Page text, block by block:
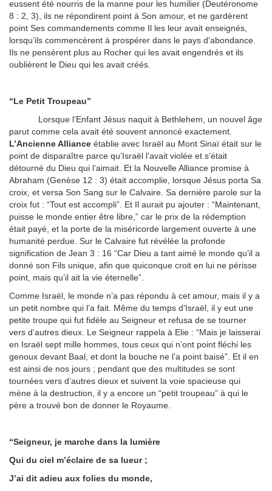
eussent été nourris de la manne pour les humilier (Deutéronome
8 : 2, 3), ils ne répondirent point à Son amour, et ne gardèrent
point Ses commandements comme Il les leur avait enseignés,
lorsqu’ils commencèrent à prospérer dans le pays d’abondance.
Ils ne pensèrent plus au Rocher qui les avait engendrés et ils
oublièrent le Dieu qui les avait créés.
“Le Petit Troupeau”
Lorsque l’Enfant Jésus naquit à Bethlehem, un nouvel âge
parut comme cela avait été souvent annoncé exactement.
L’Ancienne Alliance établie avec Israël au Mont Sinaï était sur le
point de disparaître parce qu’Israël l’avait violée et s’était
détourné du Dieu qui l’aimait. Et la Nouvelle Alliance promise à
Abraham (Genèse 12 : 3) était accomplie, lorsque Jésus porta Sa
croix, et versa Son Sang sur le Calvaire. Sa dernière parole sur la
croix fut : “Tout est accompli”. Et Il aurait pu ajouter : “Maintenant,
puisse le monde entier être libre,” car le prix de la rédemption
était payé, et la porte de la miséricorde largement ouverte à une
humanité perdue. Sur le Calvaire fut révélée la profonde
signification de Jean 3 : 16 “Car Dieu a tant aimé le monde qu’il a
donné son Fils unique, afin que quiconque croit en lui ne périsse
point, mais qu’il ait la vie éternelle”.
Comme Israël, le monde n’a pas répondu à cet amour, mais il y a
un petit nombre qui l’a fait. Même du temps d’Israël, il y eut une
petite troupe qui fut fidèle au Seigneur et refusa de se tourner
vers d’autres dieux. Le Seigneur rappela à Elie : “Mais je laisserai
en Israël sept mille hommes, tous ceux qui n’ont point fléchi les
genoux devant Baal, et dont la bouche ne l’a point baisé”. Et il en
est ainsi de nos jours ; pendant que des multitudes se sont
tournées vers d’autres dieux et suivent la voie spacieuse qui
mène à la destruction, il y a encore un “petit troupeau” à qui le
père a trouvé bon de donner le Royaume.
“Seigneur, je marche dans la lumière
Qui du ciel m’éclaire de sa lueur ;
J’ai dit adieu aux folies du monde,